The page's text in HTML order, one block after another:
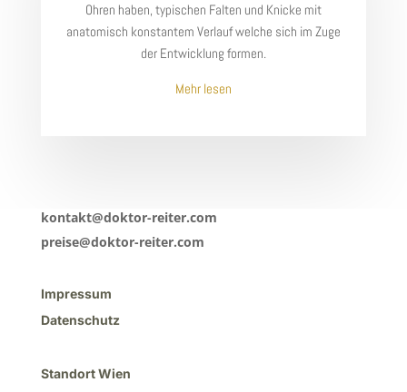
Ohren haben, typischen Falten und Knicke mit
anatomisch konstantem Verlauf welche sich im Zuge
der Entwicklung formen.
Mehr lesen
kontakt@doktor-reiter.com
preise@doktor-reiter.com
Impressum
Datenschutz
Standort Wien